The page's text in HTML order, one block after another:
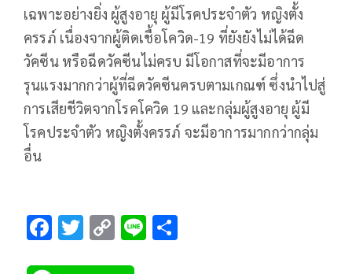
เฉพาะอย่างยิ่ง ผู้สูงอายุ ผู้มีโรคประจำตัว หญิงตั้ง
ครรภ์ เนื่องจากผู้ติดเชื้อโควิด-19 ที่ยังยังไม่ได้ฉีด
วัคซีน หรือฉีดวัคซีนไม่ครบ มีโอกาสที่จะมีอาการ
รุนแรงมากกว่าผู้ที่ฉีดวัคซีนครบตามเกณฑ์ ซึ่งนำไปสู่
การเสียชีวิตจากโรคโควิด 19 และกลุ่มผู้สูงอายุ ผู้มี
โรคประจำตัว หญิงตั้งครรภ์ จะมีอาการมากกว่ากลุ่ม
อื่น
F T C Li